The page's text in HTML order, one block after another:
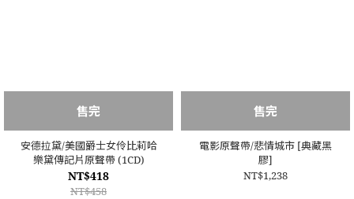
售完
安德拉黛/美國爵士女伶比莉哈
樂黛傳記片原聲帶 (1CD)
NT$418
NT$458
售完
電影原聲帶/悲情城市 [典藏黑
膠]
NT$1,238